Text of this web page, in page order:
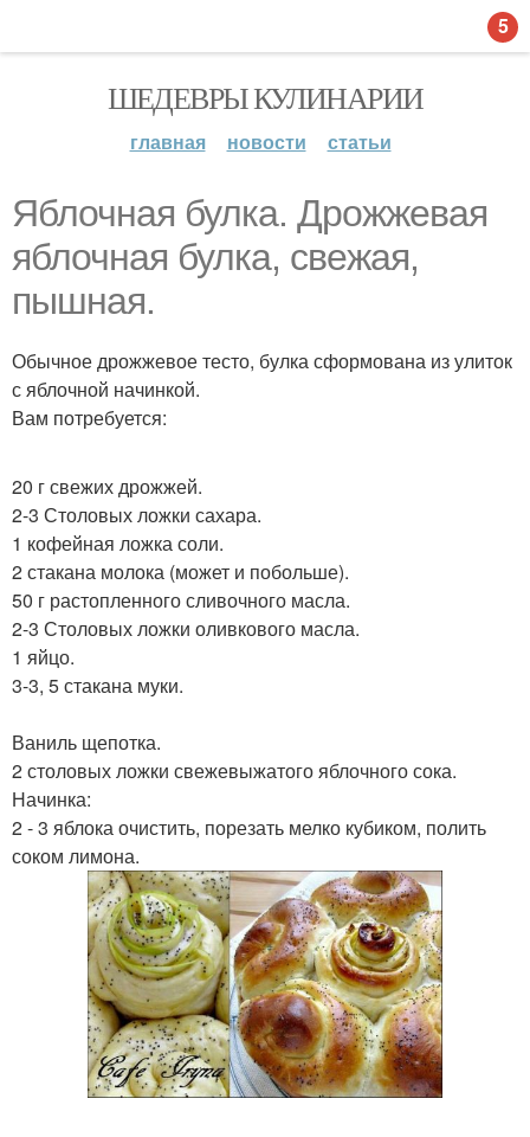
ШЕДЕВРЫ КУЛИНАРИИ
главная новости статьи
Яблочная булка. Дрожжевая
яблочная булка, свежая,
пышная.
Обычное дрожжевое тесто, булка сформована из улиток
с яблочной начинкой.
Вам потребуется:
20 г свежих дрожжей.
2-3 Столовых ложки сахара.
1 кофейная ложка соли.
2 стакана молока (может и побольше).
50 г растопленного сливочного масла.
2-3 Столовых ложки оливкового масла.
1 яйцо.
3-3, 5 стакана муки.
Ваниль щепотка.
2 столовых ложки свежевыжатого яблочного сока.
Начинка:
2 - 3 яблока очистить, порезать мелко кубиком, полить
соком лимона.
5